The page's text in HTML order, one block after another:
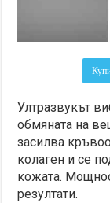
Ултразвукът
обмяната на
засилва
колаген и се
кожата.
резултати.